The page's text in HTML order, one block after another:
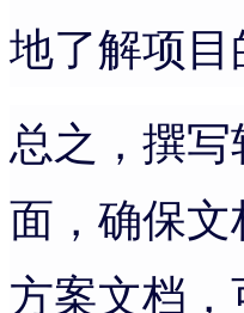
地了解项
总之，撰
面，确保
方案文档